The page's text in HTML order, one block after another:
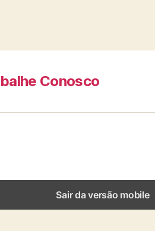
Conosco
Sair da versão mobile